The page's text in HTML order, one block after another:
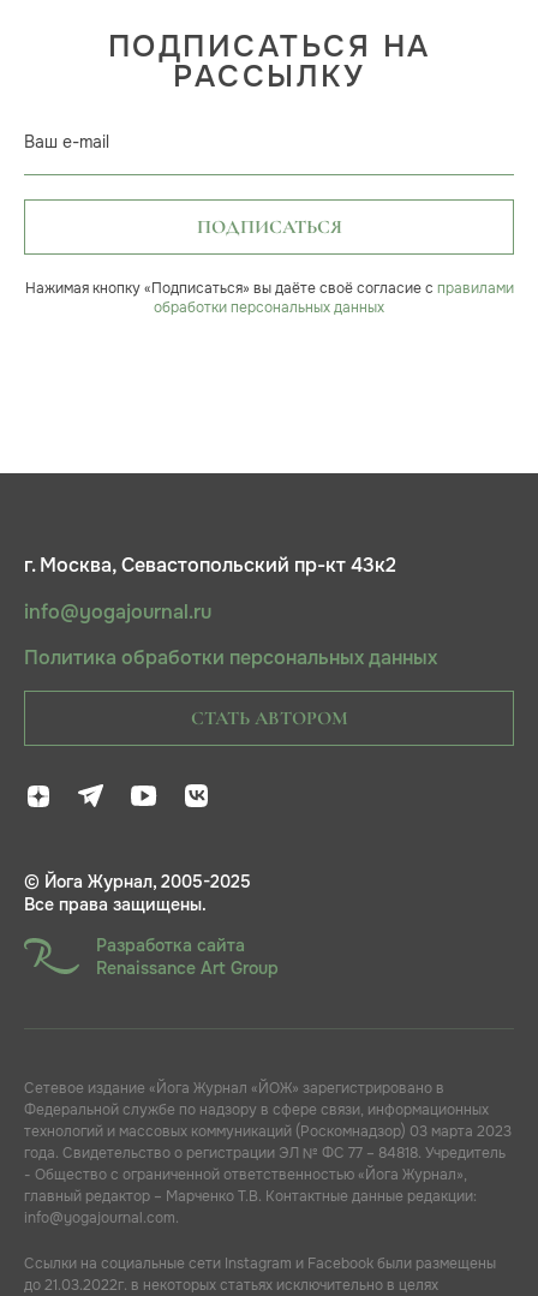
ПОДПИСАТЬСЯ НА
РАССЫЛКУ
Ваш e-mail
ПОДПИСАТЬСЯ
Нажимая кнопку «Подписаться» вы даёте своё согласие с правилами
обработки персональных данных
г. Москва, Севастопольский пр-кт 43к2
info@yogajournal.ru
Политика обработки персональных данных
СТАТЬ АВТОРОМ
© Йога Журнал, 2005-2025
Все права защищены.
Разработка сайта
Renaissance Art Group
Сетевое издание «Йога Журнал «ЙОЖ» зарегистрировано в
Федеральной службе по надзору в сфере связи, информационных
технологий и массовых коммуникаций (Роскомнадзор) 03 марта 2023
года. Свидетельство о регистрации ЭЛ № ФС 77 – 84818. Учредитель
- Общество с ограниченной ответственностью «Йога Журнал»,
главный редактор – Марченко Т.В. Контактные данные редакции:
info@yogajournal.com.
Ссылки на социальные сети Instagram и Facebook были размещены
до 21.03.2022г. в некоторых статьях исключительно в целях